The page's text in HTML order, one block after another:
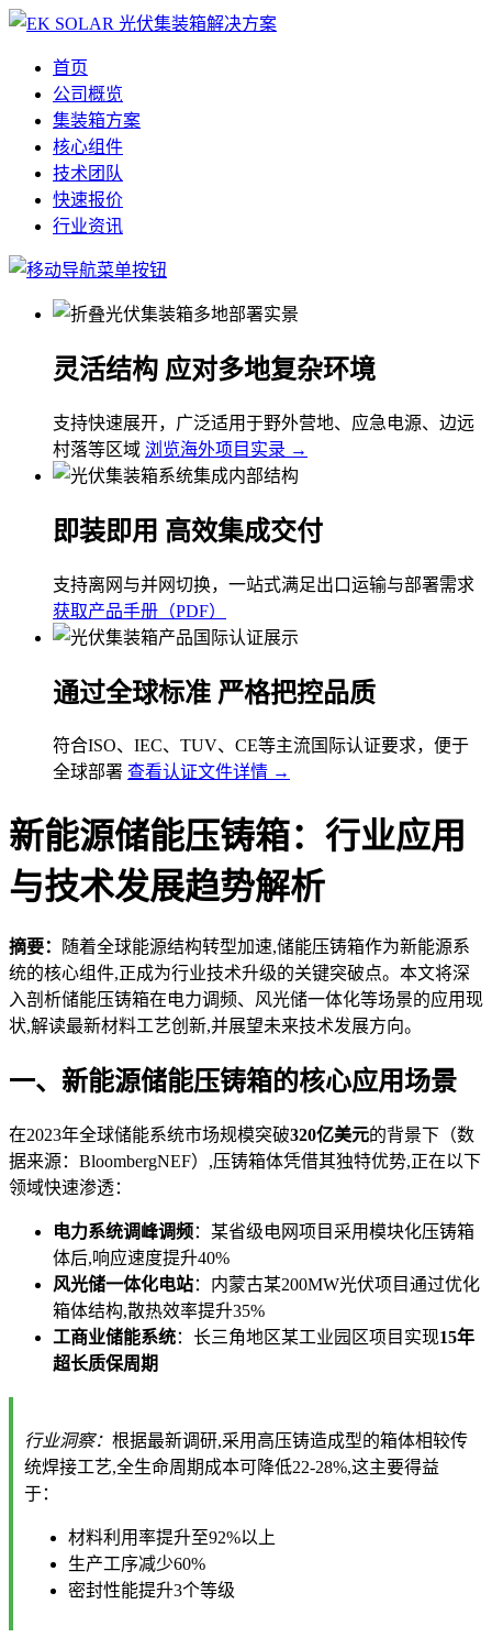
首页
公司概览
集装箱方案
核心组件
技术团队
快速报价
行业资讯
灵活结构 应对多地复杂环境
支持快速展开，广泛适用于野外营地、应急电源、边远
村落等区域 浏览海外项目实录 →
即装即用 高效集成交付
支持离网与并网切换，一站式满足出口运输与部署需求
获取产品手册（PDF）
通过全球标准 严格把控品质
符合ISO、IEC、TUV、CE等主流国际认证要求，便于
全球部署 查看认证文件详情 →
新能源储能压铸箱：行业应用
与技术发展趋势解析
摘要：
随着全球能源结构转型加速,储能压铸箱作为新能源系
统的核心组件,正成为行业技术升级的关键突破点。本文将深
入剖析储能压铸箱在电力调频、风光储一体化等场景的应用现
状,解读最新材料工艺创新,并展望未来技术发展方向。
一、新能源储能压铸箱的核心应用场景
在2023年全球储能系统市场规模突破320亿美元的背景下（数
据来源：BloombergNEF）,压铸箱体凭借其独特优势,正在以下
领域快速渗透：
电力系统调峰调频：某省级电网项目采用模块化压铸箱
体后,响应速度提升40%
风光储一体化电站：内蒙古某200MW光伏项目通过优化
箱体结构,散热效率提升35%
工商业储能系统：长三角地区某工业园区项目实现15年
超长质保周期
行业洞察： 根据最新调研,采用高压铸造成型的箱体相较传
统焊接工艺,全生命周期成本可降低22-28%,这主要得益
于：
材料利用率提升至92%以上
生产工序减少60%
密封性能提升3个等级